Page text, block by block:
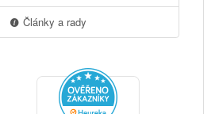
Články a rady